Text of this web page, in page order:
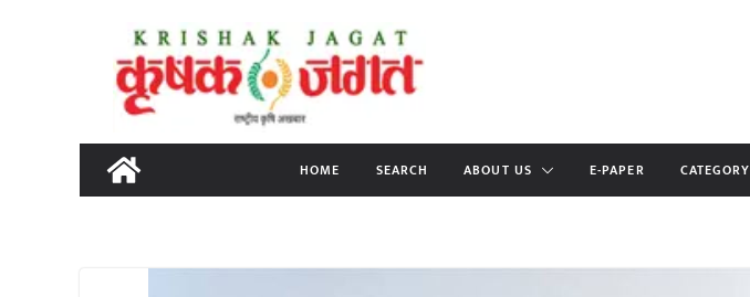
content
HOME SEARCH ABOUT US E-PAPER CATEGORY